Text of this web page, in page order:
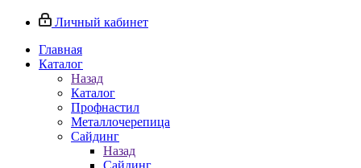
Личный кабинет
Главная
Каталог
Назад
Каталог
Профнастил
Металлочерепица
Сайдинг
Назад
Сайдинг